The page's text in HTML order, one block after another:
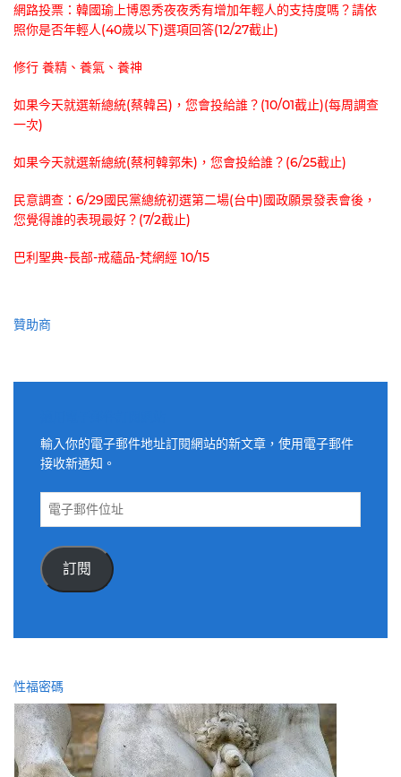
網路投票：韓國瑜上博恩秀夜夜秀有增加年輕人的支持度嗎？請依
照你是否年輕人(40歲以下)選項回答(12/27截止)
修行 養精、養氣、養神
如果今天就選新總統(蔡韓呂)，您會投給誰？(10/01截止)(每周調查
一次)
如果今天就選新總統(蔡柯韓郭朱)，您會投給誰？(6/25截止)
民意調查：6/29國民黨總統初選第二場(台中)國政願景發表會後，
您覺得誰的表現最好？(7/2截止)
巴利聖典-長部-戒蘊品-梵網經 10/15
贊助商
輸入你的電子郵件地址訂閱網站的新文章，使用電子郵件
接收新通知。
電
件
位
訂閱
性福密碼